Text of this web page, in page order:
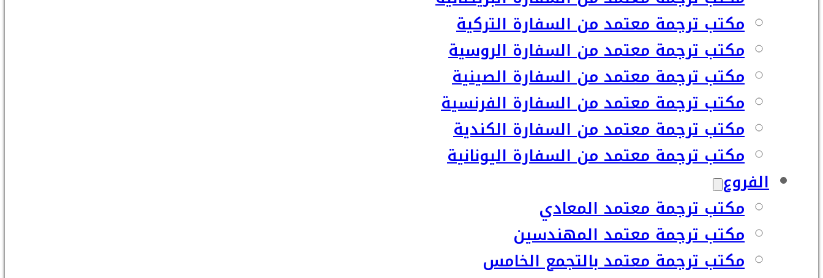
مكتب ترجمة معتمد من السفارة التركية
مكتب ترجمة معتمد من السفارة الروسية
مكتب ترجمة معتمد من السفارة الصينية
مكتب ترجمة معتمد من السفارة الفرنسية
مكتب ترجمة معتمد من السفارة الكندية
مكتب ترجمة معتمد من السفارة اليونانية
الفروع
مكتب ترجمة معتمد المعادي
مكتب ترجمة معتمد المهندسين
مكتب ترجمة معتمد بالتجمع الخامس